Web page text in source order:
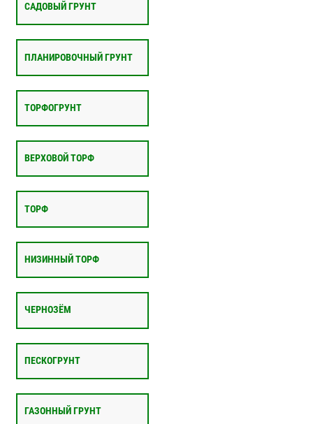
САДОВЫЙ ГРУНТ
ПЛАНИРОВОЧНЫЙ ГРУНТ
ТОРФОГРУНТ
ВЕРХОВОЙ ТОРФ
ТОРФ
НИЗИННЫЙ ТОРФ
ЧЕРНОЗЁМ
ПЕСКОГРУНТ
ГАЗОННЫЙ ГРУНТ